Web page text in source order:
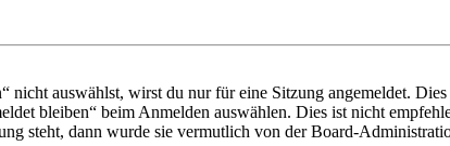
auswählst, wirst du nur für eine Sitzung angemeldet.
bleiben“ beim Anmelden auswählen. Dies ist nicht
steht, dann wurde sie vermutlich von der Board-